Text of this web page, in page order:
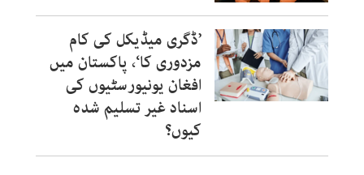
’ڈگری میڈیکل کی کام
مزدوری کا‘، پاکستان میں
افغان یونیورسٹیوں کی
اسناد غیر تسلیم شدہ
کیوں؟